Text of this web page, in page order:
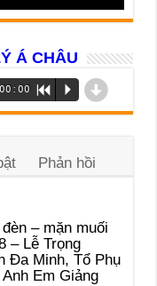
Á CHÂU
00:00 R P d
Phản hồi
– mặn muối
– Lễ Trọng
Đa Minh, Tổ Phụ
Anh Em Giảng